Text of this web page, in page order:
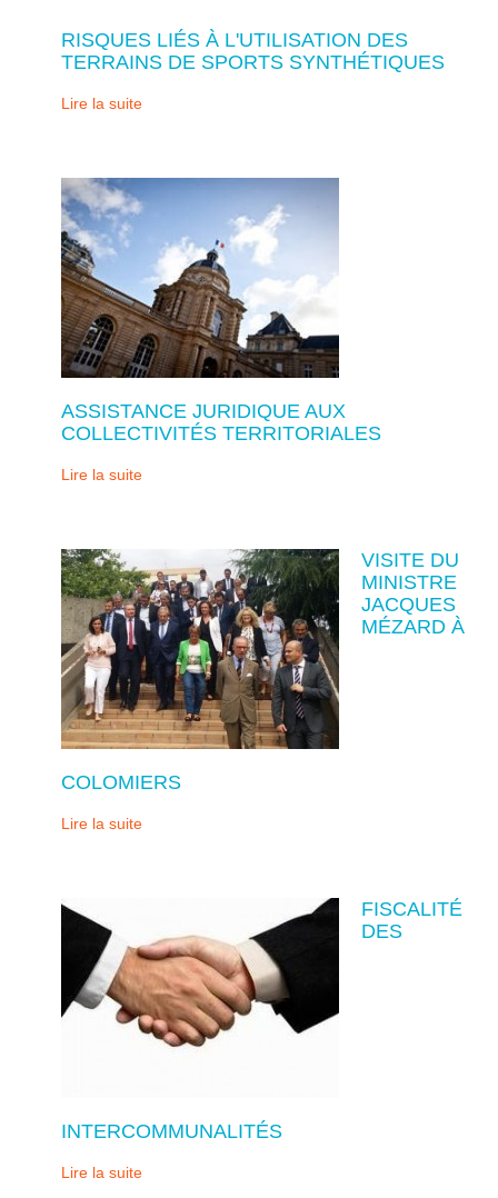
RISQUES LIÉS À L'UTILISATION DES
TERRAINS DE SPORTS SYNTHÉTIQUES
Lire la suite
ASSISTANCE JURIDIQUE AUX
COLLECTIVITÉS TERRITORIALES
Lire la suite
VISITE DU
MINISTRE
JACQUES
MÉZARD À
COLOMIERS
Lire la suite
FISCALITÉ
DES
INTERCOMMUNALITÉS
Lire la suite